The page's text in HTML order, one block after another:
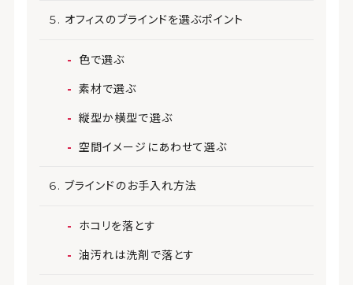
オフィスのブラインドを選ぶポイント
色で選ぶ
素材で選ぶ
縦型か横型で選ぶ
空間イメージにあわせて選ぶ
ブラインドのお手入れ方法
ホコリを落とす
油汚れは洗剤で落とす